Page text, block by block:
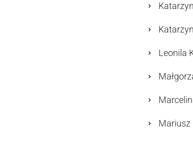
Leonila
Mariusz